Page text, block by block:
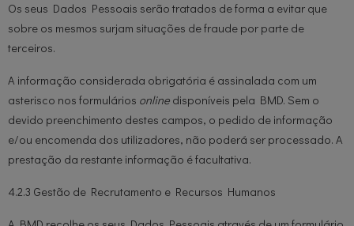
Os seus Dados Pessoais serão tratados de forma a evitar que
sobre os mesmos surjam situações de fraude por parte de
terceiros.
A informação considerada obrigatória é assinalada com um
asterisco nos formulários online disponíveis pela BMD. Sem o
devido preenchimento destes campos, o pedido de informação
e/ou encomenda dos utilizadores, não poderá ser processado. A
prestação da restante informação é facultativa.
4.2.3 Gestão de Recrutamento e Recursos Humanos